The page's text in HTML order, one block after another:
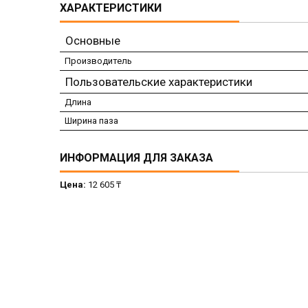
ХАРАКТЕРИСТИКИ
Основные
Производитель
Пользовательские характеристики
Длина
Ширина паза
ИНФОРМАЦИЯ ДЛЯ ЗАКАЗА
Цена: 12 605 ₸